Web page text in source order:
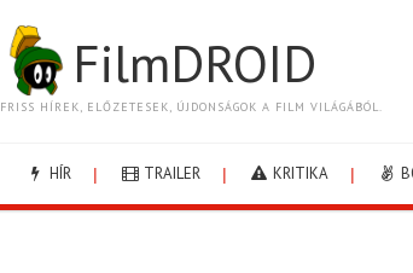
FilmDROID
FRISS HÍREK, ELŐZETESEK, ÚJDONSÁGOK A FILM VILÁGÁBÓL.
HÍR TRAILER KRITIKA